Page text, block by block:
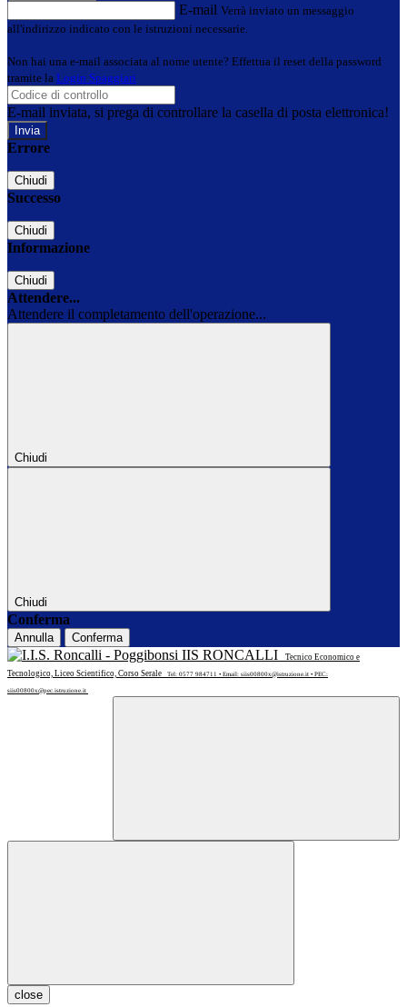
E-mail Verrà inviato un messaggio
all'indirizzo indicato con le istruzioni necessarie.
Non hai una e-mail associata al nome utente? Effettua il reset della password
tramite la Login Spaggiari
E-mail inviata, si prega di controllare la casella di posta elettronica!
Errore
Chiudi
Successo
Chiudi
Informazione
Chiudi
Attendere...
Attendere il completamento dell'operazione...
Chiudi
Chiudi
Conferma
Annulla Conferma
IIS RONCALLI
Tecnico Economico e
Tecnologico, Liceo Scientifico, Corso Serale
Tel: 0577 984711 • Email: siis00800x@istruzione.it • PEC:
siis00800x@pec.istruzione.it
close